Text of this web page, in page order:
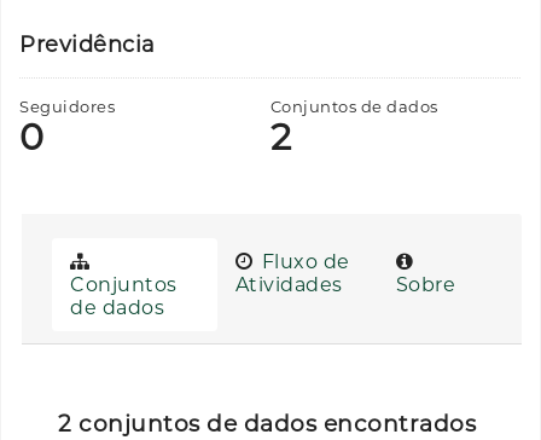
Previdência
Seguidores
0
Conjuntos de dados
2
Conjuntos
de dados
Fluxo de
Atividades
Sobre
2 conjuntos de dados encontrados